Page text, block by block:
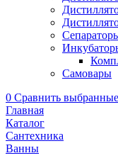
Самовары
0 Сравнить
Главная
Каталог
Сантехника
Ванны